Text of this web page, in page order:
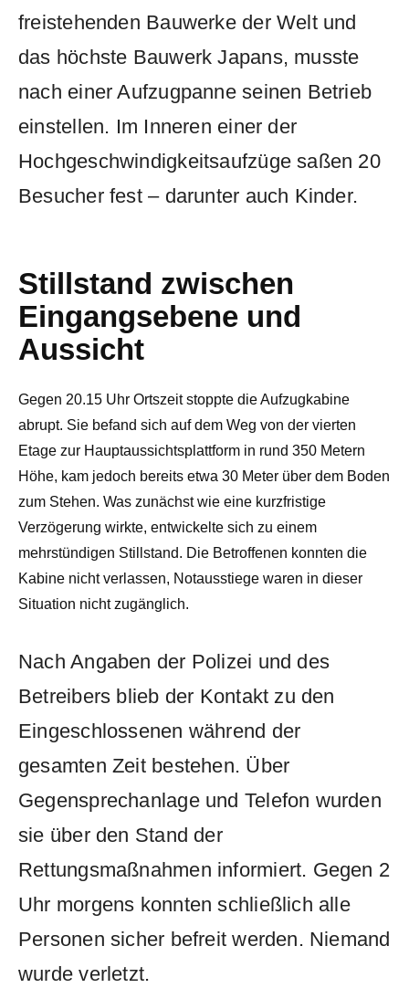
freistehenden Bauwerke der Welt und
das höchste Bauwerk Japans, musste
nach einer Aufzugpanne seinen Betrieb
einstellen. Im Inneren einer der
Hochgeschwindigkeitsaufzüge saßen 20
Besucher fest – darunter auch Kinder.
Stillstand zwischen
Eingangsebene und
Aussicht
Gegen 20.15 Uhr Ortszeit stoppte die Aufzugkabine
abrupt. Sie befand sich auf dem Weg von der vierten
Etage zur Hauptaussichtsplattform in rund 350 Metern
Höhe, kam jedoch bereits etwa 30 Meter über dem Boden
zum Stehen. Was zunächst wie eine kurzfristige
Verzögerung wirkte, entwickelte sich zu einem
mehrstündigen Stillstand. Die Betroffenen konnten die
Kabine nicht verlassen, Notausstiege waren in dieser
Situation nicht zugänglich.
Nach Angaben der Polizei und des
Betreibers blieb der Kontakt zu den
Eingeschlossenen während der
gesamten Zeit bestehen. Über
Gegensprechanlage und Telefon wurden
sie über den Stand der
Rettungsmaßnahmen informiert. Gegen 2
Uhr morgens konnten schließlich alle
Personen sicher befreit werden. Niemand
wurde verletzt.